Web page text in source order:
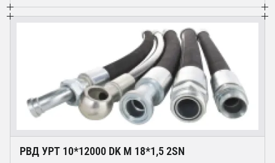
РВД УРТ 10*12000 DK М 18*1,5 2SN